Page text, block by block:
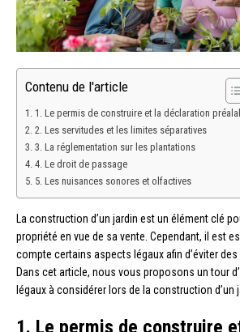
Contenu de l'article
1. Le permis de construire et la déclaration
2. Les servitudes et les limites séparatives
3. La réglementation sur les plantations
4. Le droit de passage
5. Les nuisances sonores et olfactives
La construction d’un jardin est un élément clé
propriété en vue de sa vente. Cependant, il est
compte certains aspects légaux afin d’éviter
Dans cet article, nous vous proposons un tour
légaux à considérer lors de la construction d’un
1. Le permis de construire